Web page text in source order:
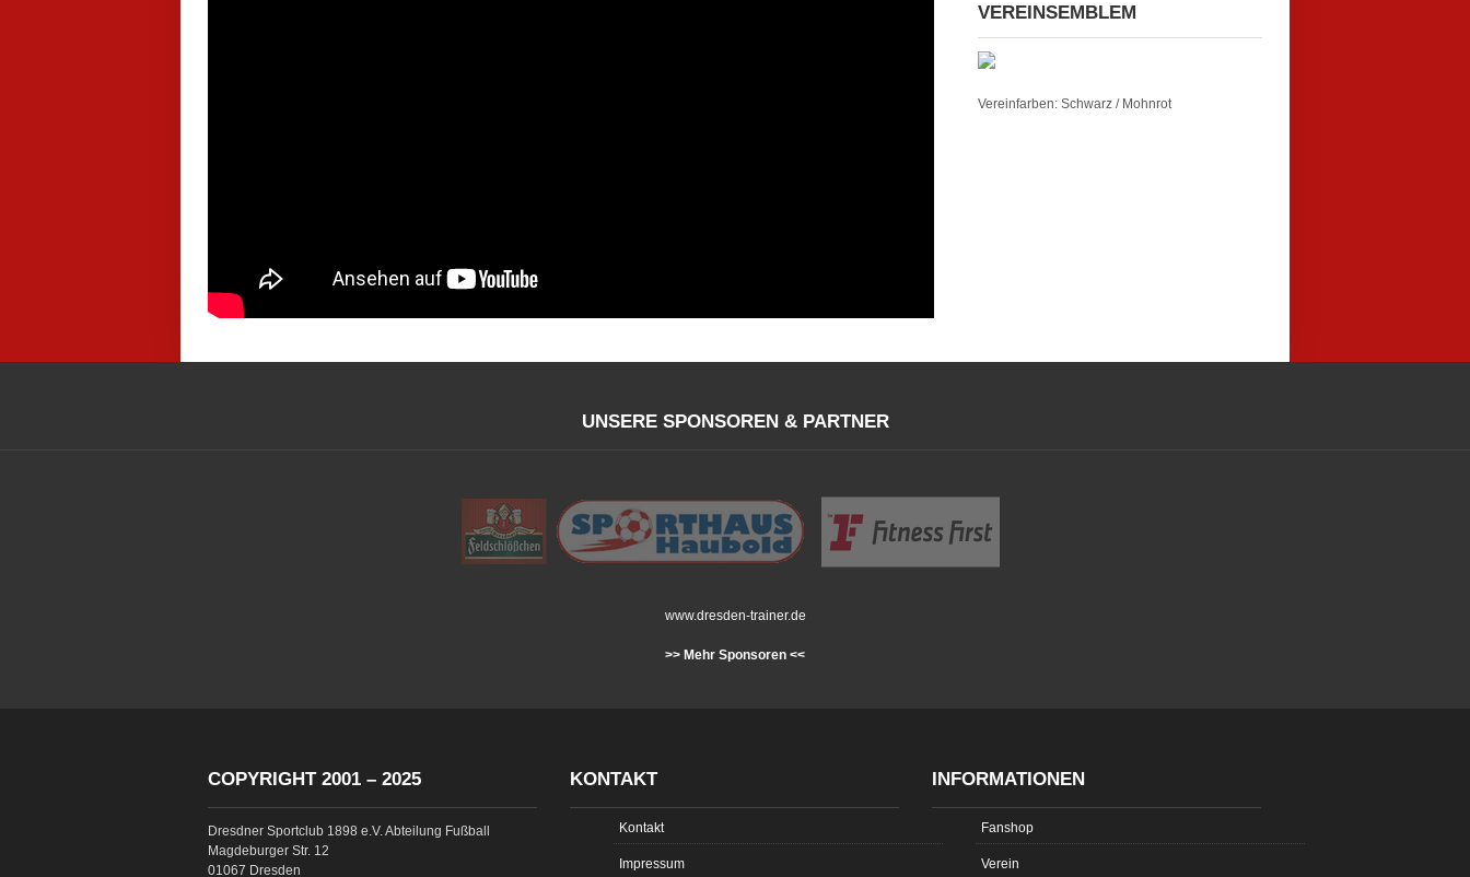
VEREINSEMBLEM
Vereinfarben: Schwarz / Mohnrot
UNSERE SPONSOREN & PARTNER
www.dresden-trainer.de
>> Mehr Sponsoren <<
COPYRIGHT 2001 – 2025
Dresdner Sportclub 1898 e.V. Abteilung Fußball
Magdeburger Str. 12
01067 Dresden
KONTAKT
Kontakt
Impressum
INFORMATIONEN
Fanshop
Verein